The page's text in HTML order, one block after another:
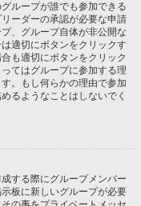
ループが誰でも参加できる
ーダーの承認が必要な申請
、グループ自体が非公開な
適切にボタンをクリックす
も適切にボタンをクリック
てはグループに参加する理
。もし何らかの理由で参加
るようなことはしないでく
する際にグループメンバー
板に新しいグループが必要